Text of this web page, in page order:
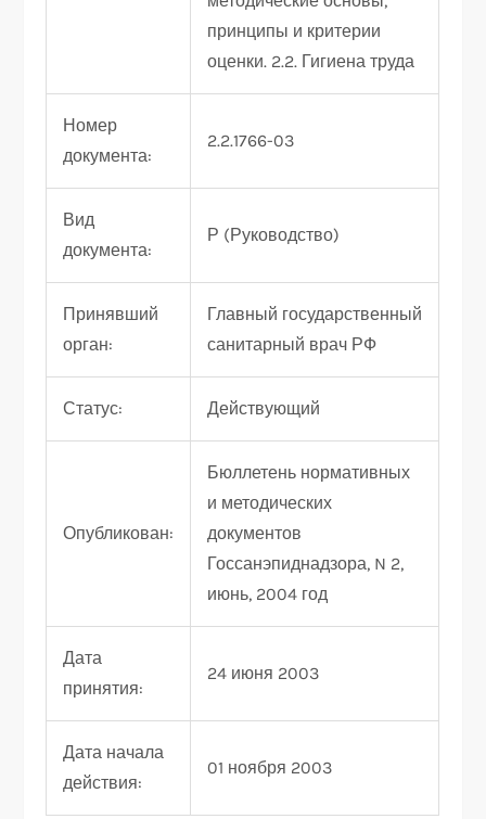
принципы и критерии
оценки. 2.2. Гигиена труда
Номер
документа:
2.2.1766-03
Вид
документа:
Р (Руководство)
Принявший
орган:
Главный государственный
санитарный врач РФ
Статус: Действующий
Опубликован:
Бюллетень нормативных
и методических
документов
Госсанэпиднадзора, N 2,
июнь, 2004 год
Дата
принятия:
24 июня 2003
Дата начала
действия:
01 ноября 2003